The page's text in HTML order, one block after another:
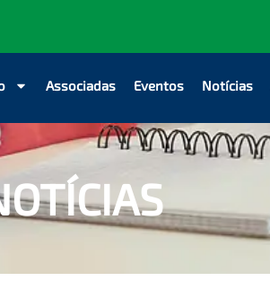
Associadas Eventos Notícias